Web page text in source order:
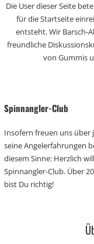
Die User dieser Seite
für die Startseite
entsteht. Wir Barsch-
freundliche
von Gummis
Spinnangler-Club
Insofern freuen uns über
seine Angelerfahrungen
diesem Sinne: Herzlich
Spinnangler-Club. Über
bist Du richtig!